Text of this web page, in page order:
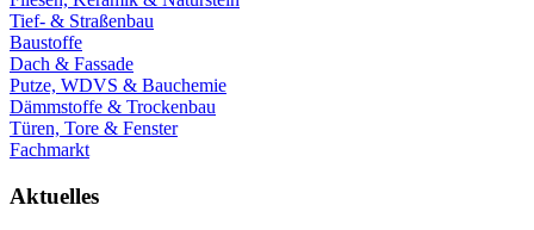
Tief- & Straßenbau
Baustoffe
Dach & Fassade
Putze, WDVS & Bauchemie
Dämmstoffe & Trockenbau
Türen, Tore & Fenster
Fachmarkt
Aktuelles